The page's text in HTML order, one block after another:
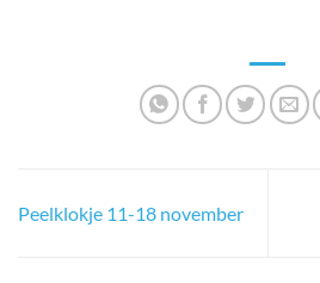
Peelklokje 11-18 november